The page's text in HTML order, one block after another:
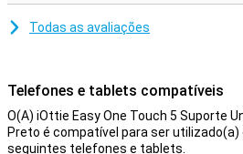
Todas as avaliações
Telefones e tablets compatíveis
O(A) iOttie Easy One Touch 5 Suporte
Preto é compatível para ser
seguintes telefones e tablets.